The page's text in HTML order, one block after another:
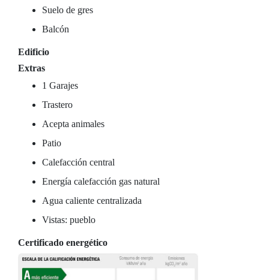
Suelo de gres
Balcón
Edificio
Extras
1 Garajes
Trastero
Acepta animales
Patio
Calefacción central
Energía calefacción gas natural
Agua caliente centralizada
Vistas: pueblo
Certificado energético